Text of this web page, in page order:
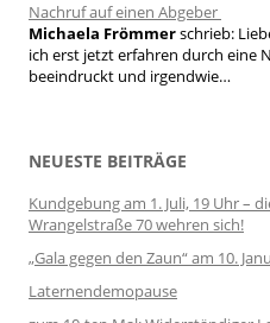
Nachruf auf einen Abgeber
Michaela Frömmerschrieb:
ich erst jetzt erfahren durch eine
beeindruckt und irgendwie…
NEUESTE BEITRÄGE
Kundgebung am 1. Juli, 19 Uhr –
Wrangelstraße 70 wehren sich!
„Gala gegen den Zaun“ am 10.
Laternendemopause